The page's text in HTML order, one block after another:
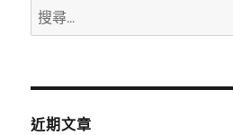
搜
尋
鍵
近期文章